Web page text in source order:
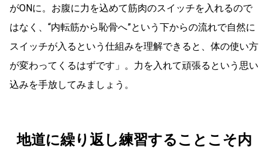
がONに。お腹に力を込めて筋肉のスイッチを入れるので
はなく、“内転筋から恥骨へ”という下からの流れで自然に
スイッチが入るという仕組みを理解できると、体の使い方
が変わってくるはずです」。力を入れて頑張るという思い
込みを手放してみましょう。
地道に繰り返し練習することこそ内